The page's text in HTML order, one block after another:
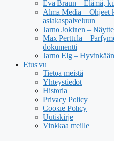
Eva Braun – Elämä,
Alma Media – Ohjeet
asiakaspalveluun
Jarno Jokinen –
Max Perttula –
dokumentti
Jarno Elg –
Etusivu
Tietoa meistä
Yhteystiedot
Historia
Privacy Policy
Cookie Policy
Uutiskirje
Vinkkaa meille